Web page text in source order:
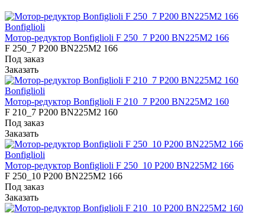
Bonfiglioli
Мотор-редуктор Bonfiglioli F 250_7 P200 BN225M2 166
F 250_7 P200 BN225M2 166
Под заказ
Заказать
Bonfiglioli
Мотор-редуктор Bonfiglioli F 210_7 P200 BN225M2 160
F 210_7 P200 BN225M2 160
Под заказ
Заказать
Bonfiglioli
Мотор-редуктор Bonfiglioli F 250_10 P200 BN225M2 166
F 250_10 P200 BN225M2 166
Под заказ
Заказать